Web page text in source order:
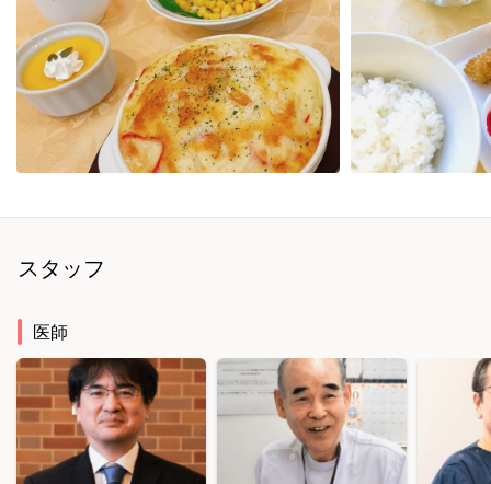
スタッフ
医師